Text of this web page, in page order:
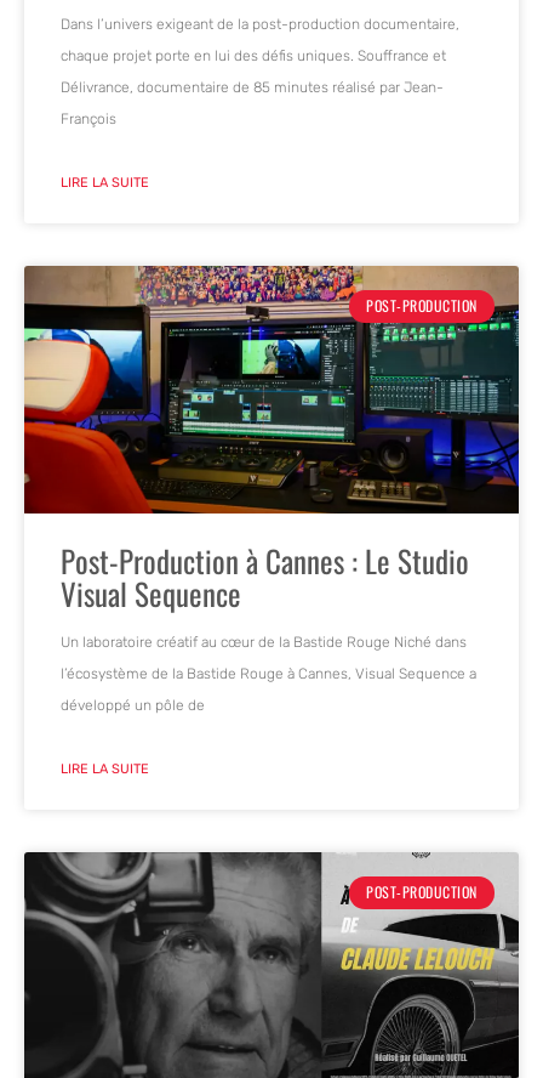
Dans l’univers exigeant de la post-production documentaire,
chaque projet porte en lui des défis uniques. Souffrance et
Délivrance, documentaire de 85 minutes réalisé par Jean-
François
LIRE LA SUITE
POST-PRODUCTION
Post-Production à Cannes : Le Studio
Visual Sequence
Un laboratoire créatif au cœur de la Bastide Rouge Niché dans
l’écosystème de la Bastide Rouge à Cannes, Visual Sequence a
développé un pôle de
LIRE LA SUITE
POST-PRODUCTION